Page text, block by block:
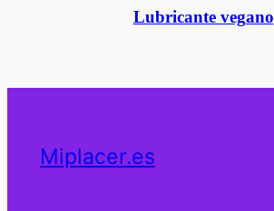
Lubricante vegano
Miplacer.es